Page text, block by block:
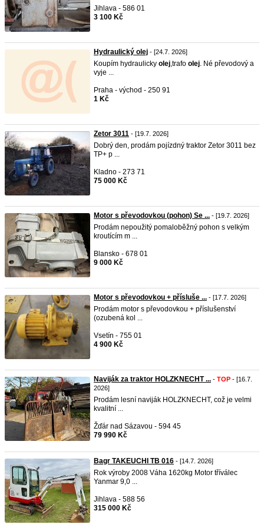
Jihlava - 586 01
3 100 Kč
Hydraulický olej - [24.7. 2026]
Koupím hydraulicky olej,trafo olej. Né převodový a
vyje ...
Praha - východ - 250 91
1 Kč
Zetor 3011 - [19.7. 2026]
Dobrý den, prodám pojízdný traktor Zetor 3011 bez
TP+ p ...
Kladno - 273 71
75 000 Kč
Motor s převodovkou (pohon) Se ... - [19.7. 2026]
Prodám nepoužitý pomaloběžný pohon s velkým
kroutícím m ...
Blansko - 678 01
9 000 Kč
Motor s převodovkou + přísluše ... - [17.7. 2026]
Prodám motor s převodovkou + příslušenství
(ozubená kol ...
Vsetín - 755 01
4 900 Kč
Naviják za traktor HOLZKNECHT ... - TOP - [16.7.
2026]
Prodám lesní naviják HOLZKNECHT, což je velmi
kvalitní ...
Žďár nad Sázavou - 594 45
79 990 Kč
Bagr TAKEUCHI TB 016 - [14.7. 2026]
Rok výroby 2008 Váha 1620kg Motor tříválec
Yanmar 9,0 ...
Jihlava - 588 56
315 000 Kč